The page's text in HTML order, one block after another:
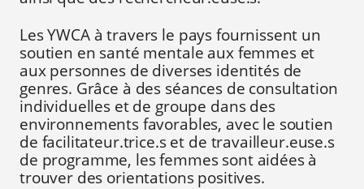
Les YWCA à travers le pays fournissent un
soutien en santé mentale aux femmes et
aux personnes de diverses identités de
genres. Grâce à des séances de consultation
individuelles et de groupe dans des
environnements favorables, avec le soutien
de facilitateur.trice.s et de travailleur.euse.s
de programme, les femmes sont aidées à
trouver des orientations positives.